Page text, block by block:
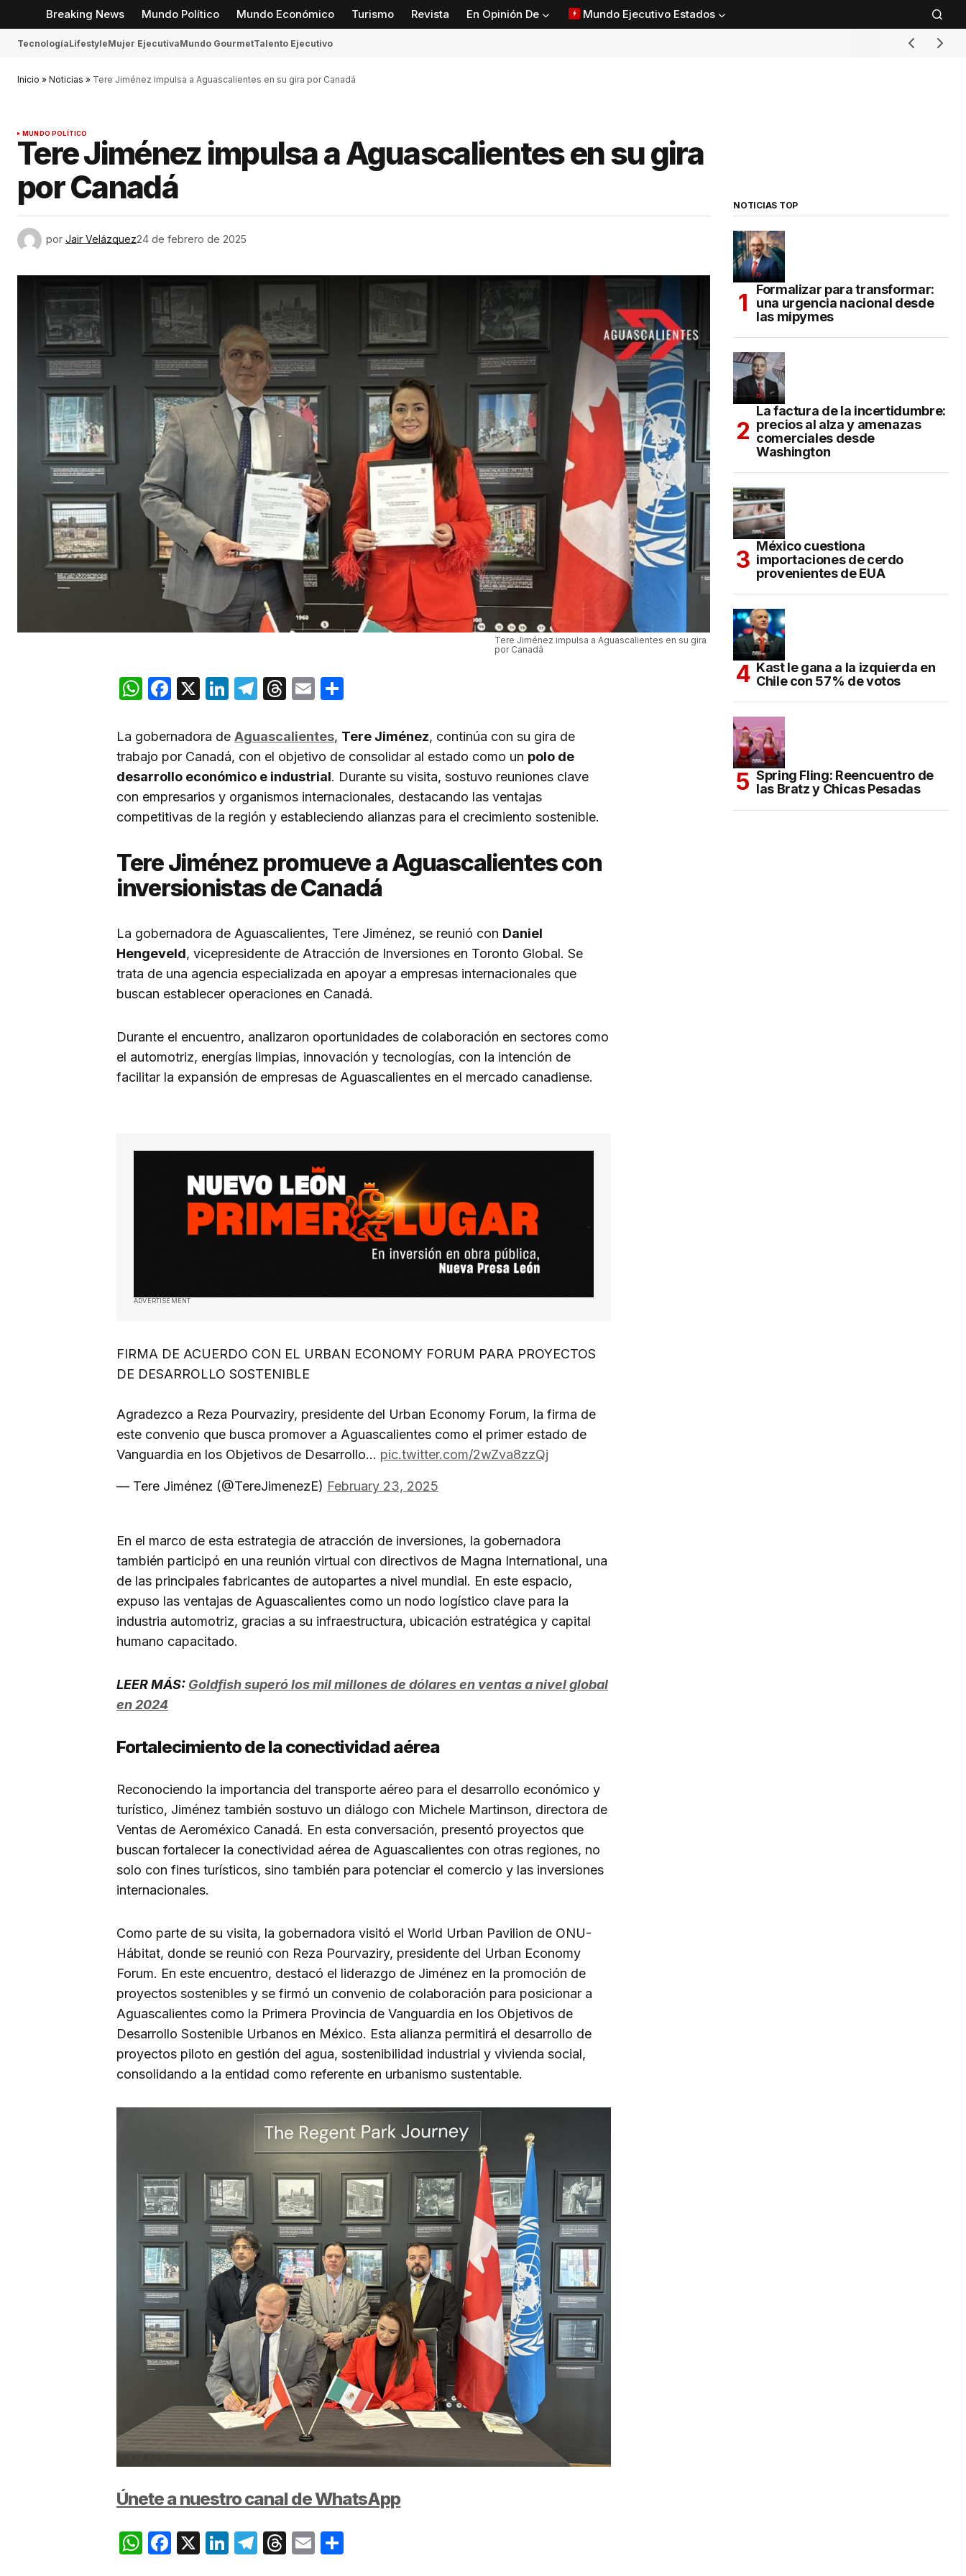
Breaking News Mundo Político Mundo Económico Turismo Revista En Opinión De Mundo Ejecutivo Estados
TecnologíaLifestyleMujer EjecutivaMundo GourmetTalento Ejecutivo
Inicio » Noticias » Tere Jiménez impulsa a Aguascalientes en su gira por Canadá
MUNDO POLÍTICO
Tere Jiménez impulsa a Aguascalientes en su gira
por Canadá
por Jair Velázquez24 de febrero de 2025
Tere Jiménez impulsa a Aguascalientes en su gira
por Canadá
WhatsApp
Facebook
X LinkedIn
Telegram
Threads
Email
La gobernadora de Aguascalientes, Tere Jiménez, continúa con su gira de
trabajo por Canadá, con el objetivo de consolidar al estado como un polo de
desarrollo económico e industrial. Durante su visita, sostuvo reuniones clave
con empresarios y organismos internacionales, destacando las ventajas
competitivas de la región y estableciendo alianzas para el crecimiento sostenible.
Tere Jiménez promueve a Aguascalientes con
inversionistas de Canadá
La gobernadora de Aguascalientes, Tere Jiménez, se reunió con Daniel
Hengeveld, vicepresidente de Atracción de Inversiones en Toronto Global. Se
trata de una agencia especializada en apoyar a empresas internacionales que
buscan establecer operaciones en Canadá.
Durante el encuentro, analizaron oportunidades de colaboración en sectores como
el automotriz, energías limpias, innovación y tecnologías, con la intención de
facilitar la expansión de empresas de Aguascalientes en el mercado canadiense.
ADVERTISEMENT
FIRMA DE ACUERDO CON EL URBAN ECONOMY FORUM PARA PROYECTOS
DE DESARROLLO SOSTENIBLE
Agradezco a Reza Pourvaziry, presidente del Urban Economy Forum, la firma de
este convenio que busca promover a Aguascalientes como el primer estado de
Vanguardia en los Objetivos de Desarrollo… pic.twitter.com/2wZva8zzQj
— Tere Jiménez (@TereJimenezE) February 23, 2025
En el marco de esta estrategia de atracción de inversiones, la gobernadora
también participó en una reunión virtual con directivos de Magna International, una
de las principales fabricantes de autopartes a nivel mundial. En este espacio,
expuso las ventajas de Aguascalientes como un nodo logístico clave para la
industria automotriz, gracias a su infraestructura, ubicación estratégica y capital
humano capacitado.
LEER MÁS: Goldfish superó los mil millones de dólares en ventas a nivel global
en 2024
Fortalecimiento de la conectividad aérea
Reconociendo la importancia del transporte aéreo para el desarrollo económico y
turístico, Jiménez también sostuvo un diálogo con Michele Martinson, directora de
Ventas de Aeroméxico Canadá. En esta conversación, presentó proyectos que
buscan fortalecer la conectividad aérea de Aguascalientes con otras regiones, no
solo con fines turísticos, sino también para potenciar el comercio y las inversiones
internacionales.
Como parte de su visita, la gobernadora visitó el World Urban Pavilion de ONU-
Hábitat, donde se reunió con Reza Pourvaziry, presidente del Urban Economy
Forum. En este encuentro, destacó el liderazgo de Jiménez en la promoción de
proyectos sostenibles y se firmó un convenio de colaboración para posicionar a
Aguascalientes como la Primera Provincia de Vanguardia en los Objetivos de
Desarrollo Sostenible Urbanos en México. Esta alianza permitirá el desarrollo de
proyectos piloto en gestión del agua, sostenibilidad industrial y vivienda social,
consolidando a la entidad como referente en urbanismo sustentable.
Únete a nuestro canal de WhatsApp
WhatsApp
Facebook
X LinkedIn
Telegram
Threads
Email
NOTICIAS TOP
Formalizar para transformar:
una urgencia nacional desde
las mipymes
La factura de la incertidumbre:
precios al alza y amenazas
comerciales desde
Washington
México cuestiona
importaciones de cerdo
provenientes de EUA
Kast le gana a la izquierda en
Chile con 57% de votos
Spring Fling: Reencuentro de
las Bratz y Chicas Pesadas